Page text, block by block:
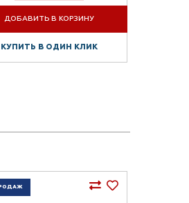
ДОБАВИТЬ В КОРЗИНУ
КУПИТЬ В ОДИН КЛИК